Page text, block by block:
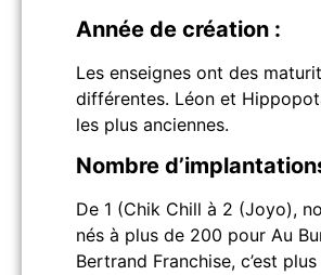
Année de création :
Les enseignes ont des
différentes. Léon et
les plus anciennes.
Nombre
De 1 (Chik Chill à 2 (Joyo),
nés à plus de 200 pour Au
Bertrand Franchise, c’est